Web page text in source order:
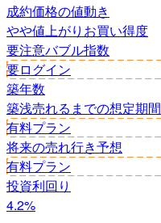
成約価格の値動き
やや値上がり お買い得度
要注意バブル指数
要ログイン
築年数
築浅売れるまでの想定期間
有料プラン
将来の売れ行き予想
有料プラン
投資利回り
4.2%